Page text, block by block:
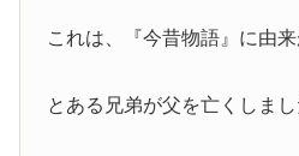
これは、『今昔物語』に由来
とある兄弟が父を亡くしまし